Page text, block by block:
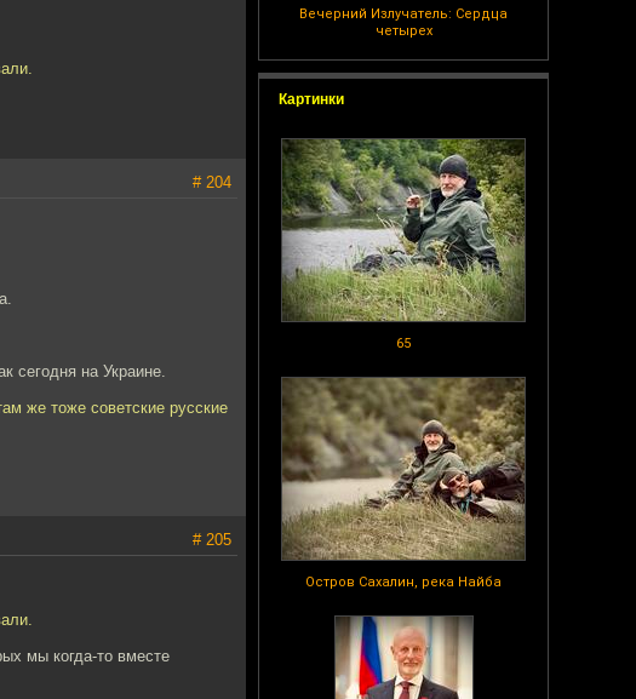
Вечерний Излучатель: Сердца
четырех
Картинки
65
Остров Сахалин, река Найба
# 204
сегодня на Украине.
же тоже советские русские
# 205
мы когда-то вместе